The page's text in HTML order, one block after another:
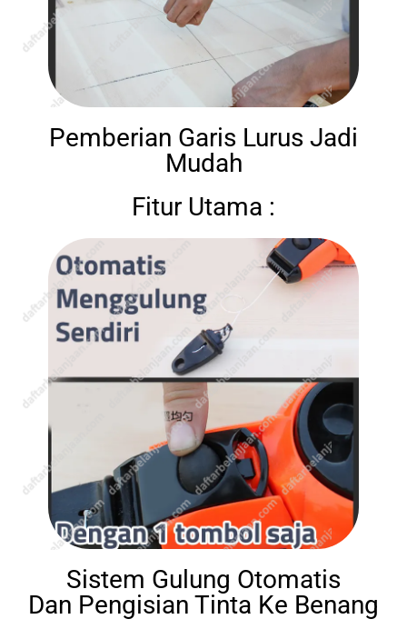
Pemberian Garis Lurus Jadi
Mudah
Fitur Utama :
Sistem Gulung Otomatis
Dan Pengisian Tinta Ke Benang